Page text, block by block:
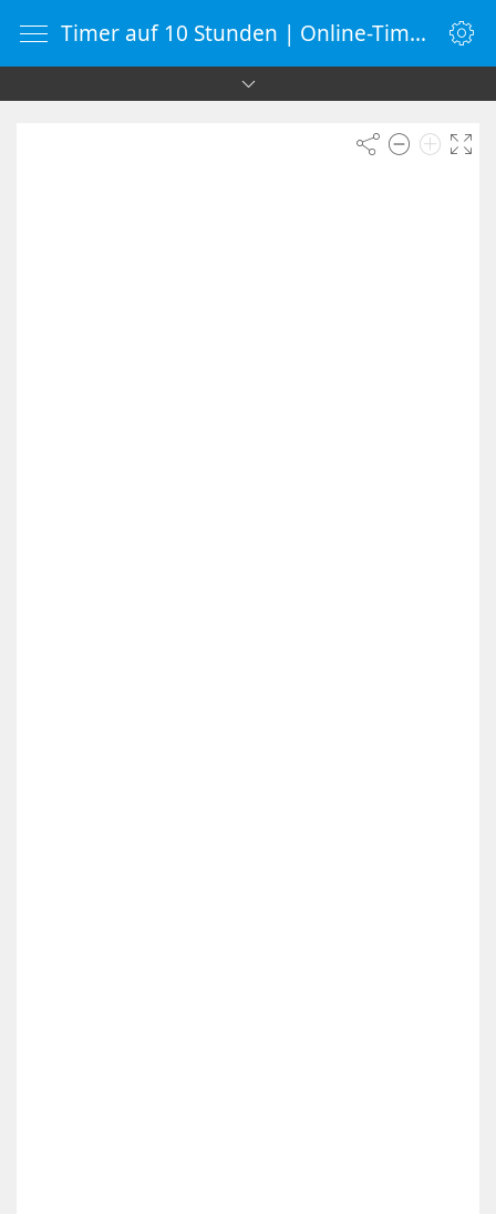
Timer auf 10 Stunden | Online-Timer | Countdown